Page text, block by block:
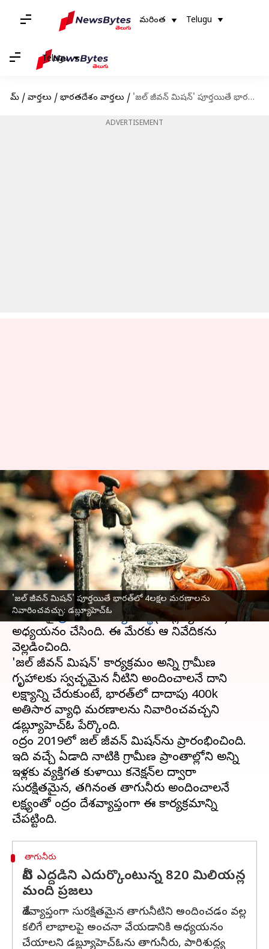
మరింత Telugu
Telugu
హోమ్ / వార్తలు / భారతదేశం వార్తలు / 'జల్ జీవన్ మిషన్' పూర్తయితే భారత్‌లో 4లక్షల మరణాలను నివారించవచ్చు: డబ్ల్యూహెచ్ఓ
ADVERTISEMENT
'జల్ జీవన్ మిషన్' పూర్తయితే భారత్‌లో 4లక్షల మరణాలను
నివారించవచ్చు: డబ్ల్యూహెచ్ఓ
'జల్ జీవన్ మిషన్' పూర్తయితే
భారత్‌లో 4లక్షల మరణాలను
నివారించవచ్చు: డబ్ల్యూహెచ్ఓ
వ్రాసిన వారు Stalin Jun 10, 2023 10:11 am
ఈ వార్తాకథనం ఏంటి
కేంద్ర ప్రభుత్వం ప్రతిష్టాత్మకంగా చేపట్టిన 'జల్ జీవన్
మిషన్'పైప్రపంచ ఆరోగ్య సంస్థ( డబ్ల్యూహెచ్ఓ) కీలక
అధ్యయనం చేసింది. ఈ మేరకు ఆ నివేదికను
వెల్లడించింది.
'జల్ జీవన్ మిషన్' కార్యక్రమం అన్ని గ్రామీణ
గృహాలకు స్వచ్ఛమైన నీటిని అందించాలనే దాని
లక్ష్యాన్ని చేరుకుంటే, భారత్‌లో దాదాపు 400k
అతిసార వ్యాధి మరణాలను నివారించవచ్చని
డబ్ల్యూహెచ్ఓ పేర్కొంది.
కేంద్రం 2019లో జల్ జీవన్ మిషన్‌ను ప్రారంభించింది.
ఇది వచ్చే ఏడాది నాటికి గ్రామీణ ప్రాంతాల్లోని అన్ని
ఇళ్లకు వ్యక్తిగత కుళాయి కనెక్షన్‌ల ద్వారా
సురక్షితమైన, తగినంత తాగునీరు అందించాలనే
లక్ష్యంతో కేంద్రం దేశవ్యాప్తంగా ఈ కార్యక్రమాన్ని
తాగునీరు
నీటి ఎద్దడిని ఎదుర్కొంటున్న 820 మిలియన్ల
మంది ప్రజలు
దేశవ్యాప్తంగా సురక్షితమైన తాగునీటిని అందించడం వల్ల
కలిగే లాభాలపై అంచనా వేయడానికి అధ్యయనం
చేయాలని డబ్ల్యూహెచ్ఓను తాగునీరు, పారిశుద్ధ్య